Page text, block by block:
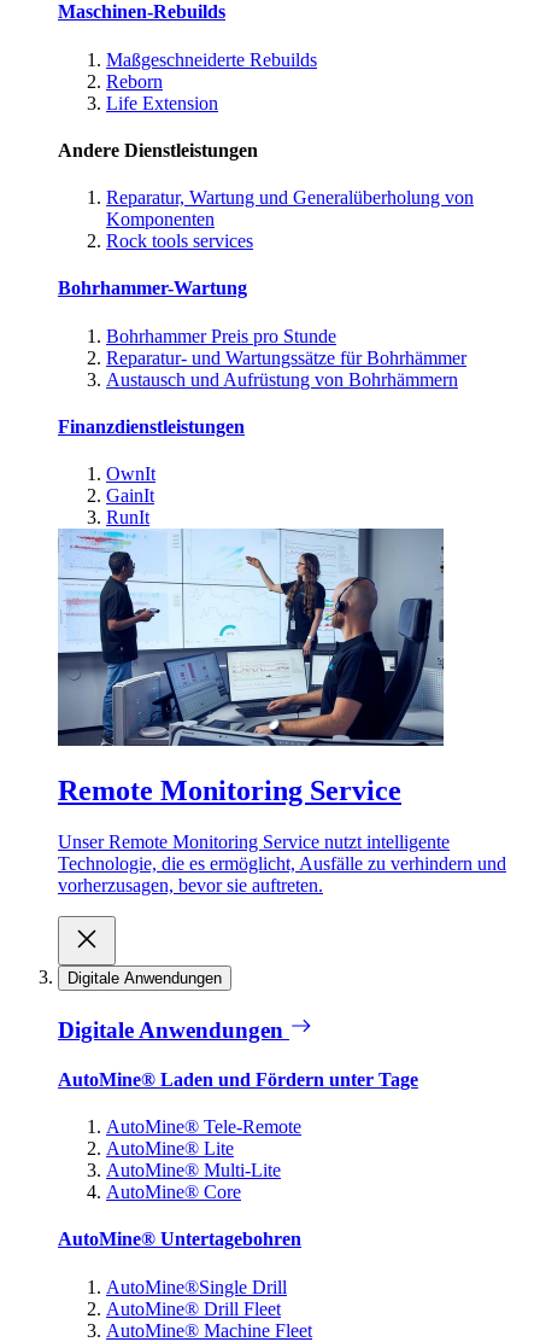
Maschinen-Rebuilds
Maßgeschneiderte Rebuilds
Reborn
Life Extension
Andere Dienstleistungen
Reparatur, Wartung und Generalüberholung von
Komponenten
Rock tools services
Bohrhammer-Wartung
Bohrhammer Preis pro Stunde
Reparatur- und Wartungssätze für Bohrhämmer
Austausch und Aufrüstung von Bohrhämmern
Finanzdienstleistungen
OwnIt
GainIt
RunIt
Remote Monitoring Service
Unser Remote Monitoring Service nutzt intelligente
Technologie, die es ermöglicht, Ausfälle zu verhindern und
vorherzusagen, bevor sie auftreten.
Digitale Anwendungen
Digitale Anwendungen
AutoMine® Laden und Fördern unter Tage
AutoMine® Tele-Remote
AutoMine® Lite
AutoMine® Multi-Lite
AutoMine® Core
AutoMine® Untertagebohren
AutoMine®Single Drill
AutoMine® Drill Fleet
AutoMine® Machine Fleet